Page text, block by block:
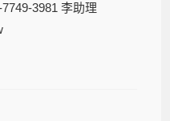
3981 李助理